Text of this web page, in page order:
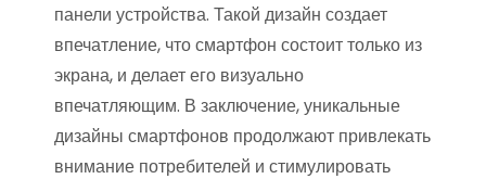
панели устройства. Такой дизайн создает
впечатление, что смартфон состоит только из
экрана, и делает его визуально
впечатляющим. В заключение, уникальные
дизайны смартфонов продолжают привлекать
внимание потребителей и стимулировать